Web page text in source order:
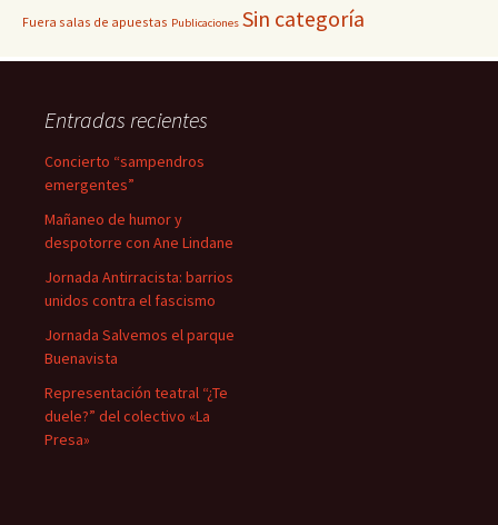
Fuera salas de apuestas Publicaciones Sin categoría
Entradas recientes
Concierto “sampendros
emergentes”
Mañaneo de humor y
despotorre con Ane Lindane
Jornada Antirracista: barrios
unidos contra el fascismo
Jornada Salvemos el parque
Buenavista
Representación teatral “¿Te
duele?” del colectivo «La
Presa»